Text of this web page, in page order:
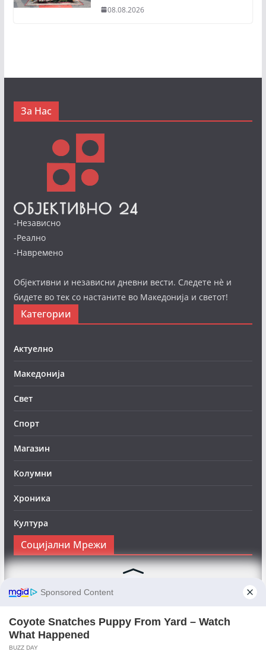
08.08.2026
За Нас
-Независно
-Реално
-Навремено
Објективни и независни дневни вести. Следете нè и
бидете во тек со настаните во Македонија и светот!
Категории
Актуелно
Македонија
Свет
Спорт
Магазин
Колумни
Хроника
Култура
Социјални Мрежи
Следете нè на Фејсбук за да сте во тек со најновите